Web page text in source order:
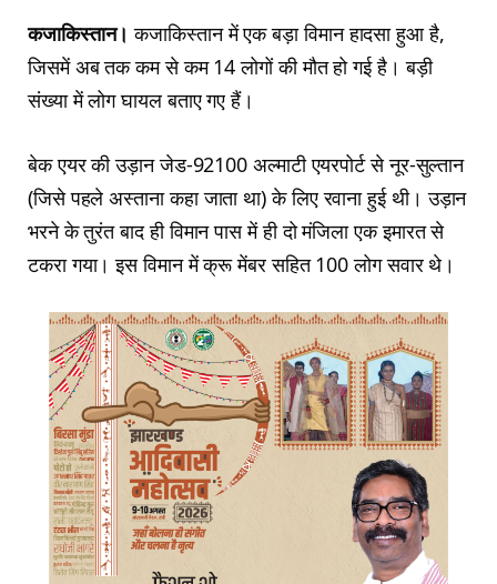
कजाकिस्तान। कजाकिस्तान में एक बड़ा विमान हादसा हुआ है,
जिसमें अब तक कम से कम 14 लोगों की मौत हो गई है। बड़ी
संख्या में लोग घायल बताए गए हैं।
बेक एयर की उड़ान जेड-92100 अल्माटी एयरपोर्ट से नूर-सुल्तान
(जिसे पहले अस्ताना कहा जाता था) के लिए रवाना हुई थी। उड़ान
भरने के तुरंत बाद ही विमान पास में ही दो मंजिला एक इमारत से
टकरा गया। इस विमान में क्रू मेंबर सहित 100 लोग सवार थे।